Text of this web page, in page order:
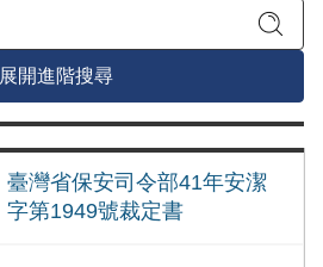
展開進階搜尋
臺灣省保安司令部41年安潔
字第1949號裁定書